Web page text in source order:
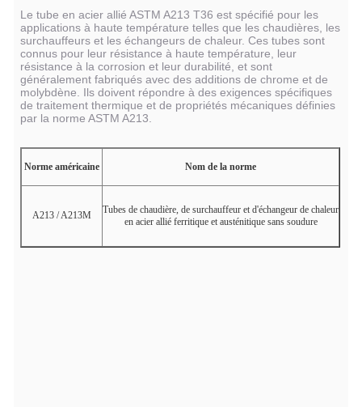
Le tube en acier allié ASTM A213 T36 est spécifié pour les
applications à haute température telles que les chaudières, les
surchauffeurs et les échangeurs de chaleur. Ces tubes sont
connus pour leur résistance à haute température, leur
résistance à la corrosion et leur durabilité, et sont
généralement fabriqués avec des additions de chrome et de
molybdène. Ils doivent répondre à des exigences spécifiques
de traitement thermique et de propriétés mécaniques définies
par la norme ASTM A213.
Norme américaine Nom de la norme
A213 / A213M
Tubes de chaudière, de surchauffeur et d'échangeur de chaleur
en acier allié ferritique et austénitique sans soudure